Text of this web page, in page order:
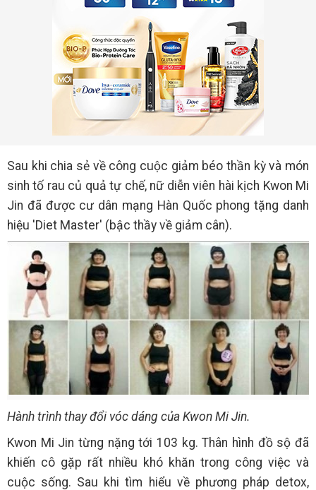
Sau khi chia sẻ về công cuộc giảm béo thần kỳ và món
sinh tố rau củ quả tự chế, nữ diễn viên hài kịch Kwon Mi
Jin đã được cư dân mạng Hàn Quốc phong tặng danh
hiệu 'Diet Master' (bậc thầy về giảm cân).
Hành trình thay đổi vóc dáng của Kwon Mi Jin.
Kwon Mi Jin từng nặng tới 103 kg. Thân hình đồ sộ đã
khiến cô gặp rất nhiều khó khăn trong công việc và
cuộc sống. Sau khi tìm hiểu về phương pháp detox,